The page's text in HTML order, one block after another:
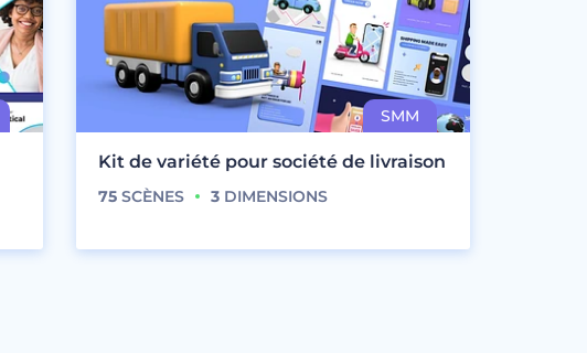
Kit de variété pour société de livraison
75SCÈNES 3DIMENSIONS